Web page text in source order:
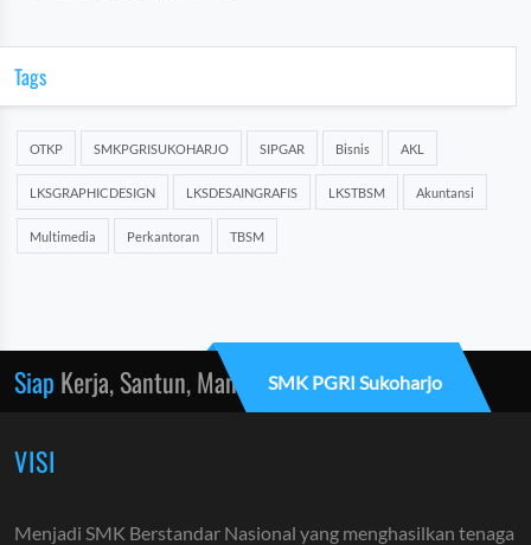
Tags
OTKP SMKPGRISUKOHARJO SIPGAR Bisnis AKL
LKSGRAPHICDESIGN LKSDESAINGRAFIS LKSTBSM Akuntansi
Multimedia Perkantoran TBSM
Siap Kerja, Santun, MandiriSMK PGRI Sukoharjo
VISI
Menjadi SMK Berstandar Nasional yang menghasilkan tenaga